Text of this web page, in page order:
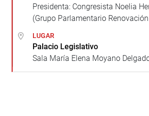
Presidenta: Congresista Noelia
(Grupo Parlamentario
LUGAR
Palacio Legislativo
Sala María Elena Moyano